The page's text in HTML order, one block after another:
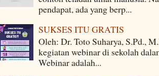
pendapat, ada yang berp...
SUKSES ITU GRATIS
Oleh: Dr. Toto Suharya, S.Pd.,
kegiatan webinar di sekolah
Webinar adalah...